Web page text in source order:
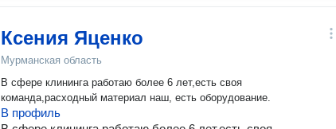
Ксения Яценко
Мурманская область
В сфере клининга работаю более 6 лет,есть своя
команда,расходный материал наш, есть оборудование.
В профиль